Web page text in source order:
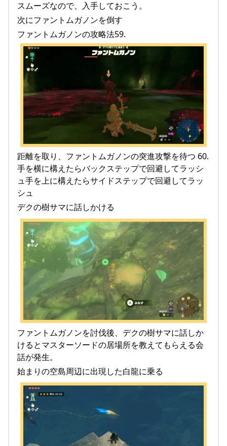
スムーズなので、入手しておこう。
次にファントムガノンを倒す
ファントムガノンの攻略法59.
距離を取り、ファントムガノンの突進攻撃を待つ 60.
手を横に構えたらバックステップで回避してラッシ
ュ手を上に構えたらサイドステップで回避してラッ
シュ
デクの樹サマに話しかける
ファントムガノンを討伐後、デクの樹サマに話しか
けるとマスターソードの居場所を教えてもらえる会
話が発生。
始まりの空島周辺に出現した白龍に乗る